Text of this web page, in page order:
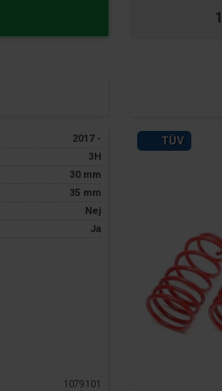
2017 -
3H
30 mm
35 mm
Nej
Ja
1079101
TÜV